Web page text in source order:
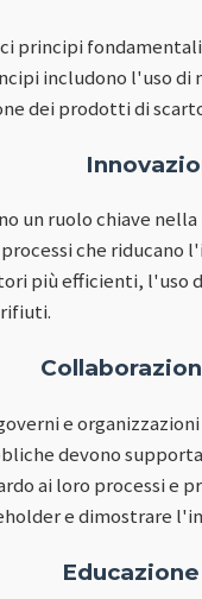
principi
includono l'uso
dei prodotti di
un ruolo chiave
che
più efficienti, l'uso
e
devono
ai loro processi e
e dimostrare